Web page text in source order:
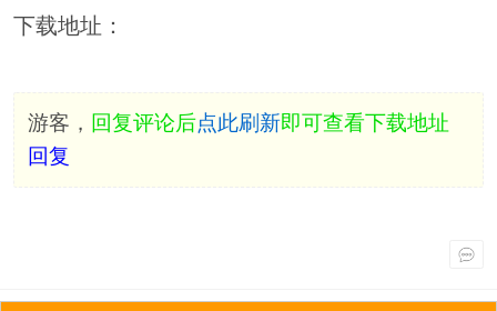
下载地址：
游客， 回复评论后点此刷新即可查看下载地址
回复